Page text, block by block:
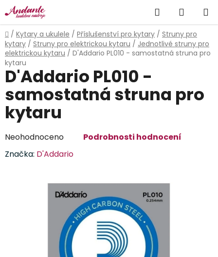
Přejít
na
obsah
Hledat
KOŠÍK
Domů
/ Kytary a ukulele / Příslušenství pro kytary / Struny pro
kytary / Struny pro elektrickou kytaru / Jednotlivé struny pro
elektrickou kytaru / D'Addario PL010 - samostatná struna pro
kytaru
D'Addario PL010 -
samostatná struna pro
kytaru
Průměrné
produktu
Neohodnoceno
Podrobnosti hodnocení
Značka: D'Addario